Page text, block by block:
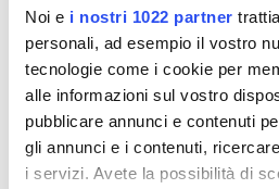
Noi e i nostri 1022 partner
personali, ad esempio il vostro
tecnologie come i cookie per
alle informazioni sul vostro
pubblicare annunci e contenuti
gli annunci e i contenuti,
i servizi. Avete la possibilità di
Opzioni di pagamento
Contanti
Recensioni